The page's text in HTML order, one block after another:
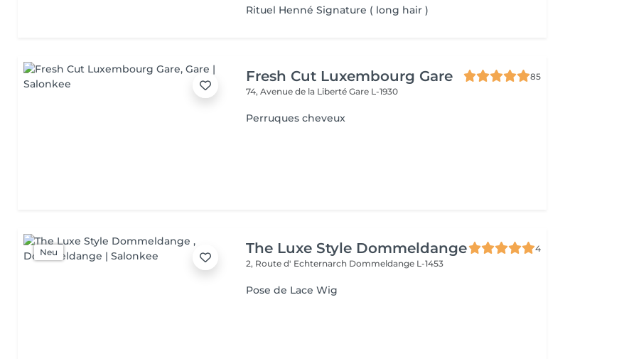
Rituel Henné Signature ( long hair )
Fresh Cut Luxembourg Gare
85
74, Avenue de la LibertéGare L-1930
Perruques cheveux
Neu The Luxe Style Dommeldange
4
2, Route d' Echternarch Dommeldange L-1453
Pose de Lace Wig